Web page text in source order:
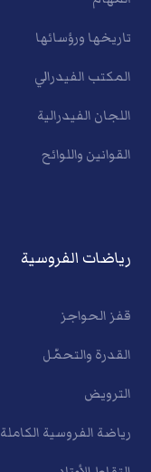
تاريخها ورؤسائها
المكتب الفيدرالي
اللجان الفيدرالية
القوانين واللوائح
رياضات الفروسية
قفز الحواجز
القدرة والتحمّل
الترويض
رياضة الفروسية الكاملة